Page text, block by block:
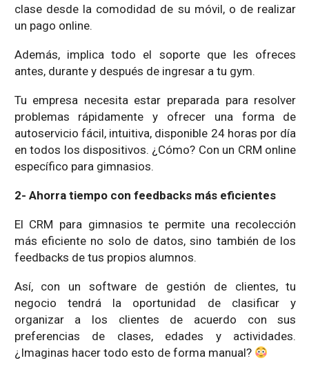
clase desde la comodidad de su móvil, o de realizar
un pago online.
Además, implica todo el soporte que les ofreces
antes, durante y después de ingresar a tu gym.
Tu empresa necesita estar preparada para resolver
problemas rápidamente y ofrecer una forma de
autoservicio fácil, intuitiva, disponible 24 horas por día
en todos los dispositivos. ¿Cómo? Con un CRM online
específico para gimnasios.
2- Ahorra tiempo con feedbacks más eficientes
El CRM para gimnasios te permite una recolección
más eficiente no solo de datos, sino también de los
feedbacks de tus propios alumnos.
Así, con un software de gestión de clientes, tu
negocio tendrá la oportunidad de clasificar y
organizar a los clientes de acuerdo con sus
preferencias de clases, edades y actividades.
¿Imaginas hacer todo esto de forma manual?